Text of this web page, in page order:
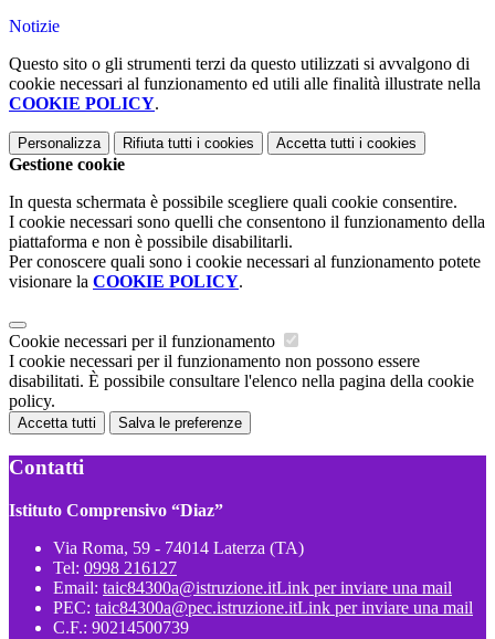
Notizie
Questo sito o gli strumenti terzi da questo utilizzati si avvalgono di
cookie necessari al funzionamento ed utili alle finalità illustrate nella
COOKIE POLICY.
Personalizza Rifiuta tutti i cookies Accetta tutti i cookies
Gestione cookie
In questa schermata è possibile scegliere quali cookie consentire.
I cookie necessari sono quelli che consentono il funzionamento della
piattaforma e non è possibile disabilitarli.
Per conoscere quali sono i cookie necessari al funzionamento potete
visionare la COOKIE POLICY.
Cookie necessari per il funzionamento
I cookie necessari per il funzionamento non possono essere
disabilitati. È possibile consultare l'elenco nella pagina della cookie
policy.
Accetta tutti Salva le preferenze
Contatti
Istituto Comprensivo “Diaz”
Via Roma, 59 - 74014 Laterza (TA)
Tel: 0998 216127
Email: taic84300a@istruzione.itLink per inviare una mail
PEC: taic84300a@pec.istruzione.itLink per inviare una mail
C.F.: 90214500739